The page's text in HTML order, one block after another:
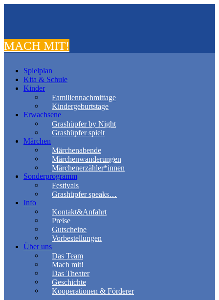
MACH MIT!
Spielplan
Kita & Schule
Kinder
Familiennachmittage
Kindergeburtstage
Erwachsene
Grashüpfer by Night
Grashüpfer spielt
Märchen
Märchenabende
Märchenwanderungen
Märchenerzähler*innen
Sonderprogramm
Festivals
Grashüpfer speaks…
Info
Kontakt&Anfahrt
Preise
Gutscheine
Vorbestellungen
Über uns
Das Team
Mach mit!
Das Theater
Geschichte
Kooperationen & Förderer